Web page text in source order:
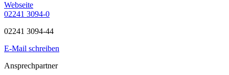
Webseite
02241 3094-0
02241 3094-44
E-Mail schreiben
Ansprechpartner